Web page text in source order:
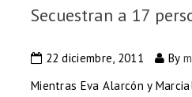
Secuestran a 17
22 diciembre, 2011 By
Mientras Eva Alarcón y